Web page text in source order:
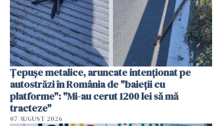
Țepușe metalice, aruncate intenționat pe
autostrăzi în România de "baieții cu
platforme": "Mi-au cerut 1200 lei să mă
tracteze"
07 AUGUST 2026